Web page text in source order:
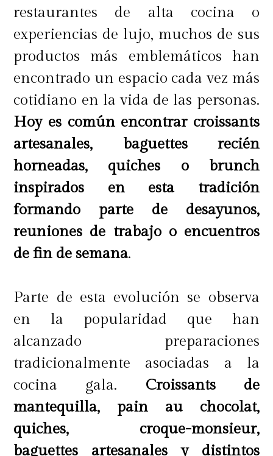
restaurantes de alta cocina o
experiencias de lujo, muchos de sus
productos más emblemáticos han
encontrado un espacio cada vez más
cotidiano en la vida de las personas.
Hoy es común encontrar croissants
artesanales, baguettes recién
horneadas, quiches o brunch
inspirados en esta tradición
formando parte de desayunos,
reuniones de trabajo o encuentros
de fin de semana.
Parte de esta evolución se observa
en la popularidad que han
alcanzado preparaciones
tradicionalmente asociadas a la
cocina gala. Croissants de
mantequilla, pain au chocolat,
quiches, croque-monsieur,
baguettes artesanales y distintos